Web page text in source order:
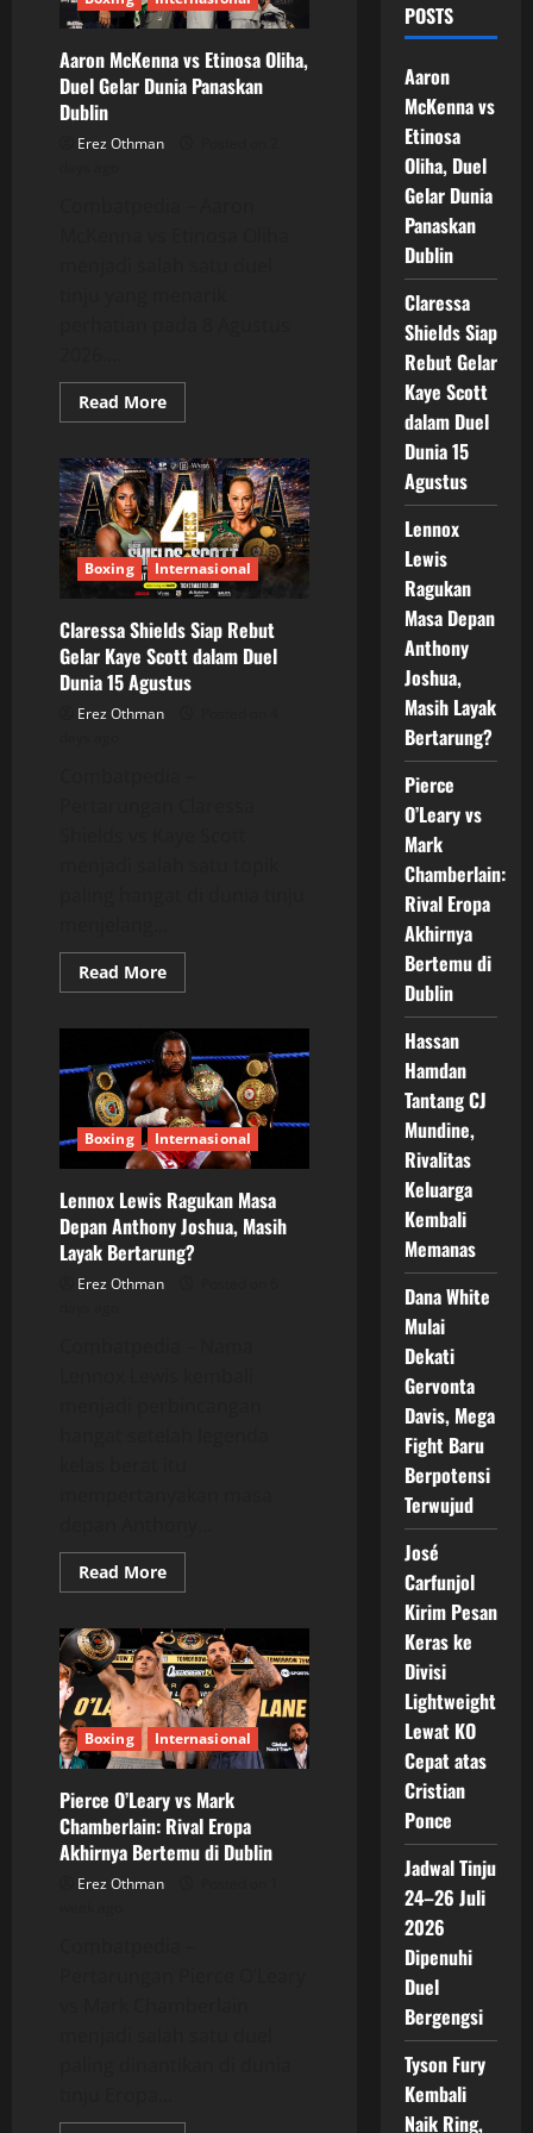
Aaron McKenna vs Etinosa Oliha,
Duel Gelar Dunia Panaskan
Dublin
Erez Othman
Read MoreRead
more
McKenna
vs
Etinosa
Oliha,
Duel
Gelar
Dunia
Panaskan
Dublin
Boxing Internasional
Claressa Shields Siap Rebut
Gelar Kaye Scott dalam Duel
Dunia 15 Agustus
Erez Othman
Read MoreRead
more
Shields
Siap
Rebut
Gelar
Kaye
Scott
dalam
Duel
Dunia
15
Agustus
Boxing Internasional
Lennox Lewis Ragukan Masa
Depan Anthony Joshua, Masih
Layak Bertarung?
Erez Othman
Read MoreRead
more
Lewis
Ragukan
Masa
Depan
Anthony
Joshua,
Masih
Layak
Bertarung?
Boxing Internasional
Pierce O’Leary vs Mark
Chamberlain: Rival Eropa
Akhirnya Bertemu di Dublin
Erez Othman
POSTS
Aaron
McKenna vs
Etinosa
Oliha, Duel
Gelar Dunia
Panaskan
Dublin
Claressa
Shields Siap
Rebut Gelar
Kaye Scott
dalam Duel
Dunia 15
Agustus
Lennox
Lewis
Ragukan
Masa Depan
Anthony
Joshua,
Masih Layak
Bertarung?
Pierce
O’Leary vs
Mark
Chamberlain:
Rival Eropa
Akhirnya
Bertemu di
Dublin
Hassan
Hamdan
Tantang CJ
Mundine,
Rivalitas
Keluarga
Kembali
Memanas
Dana White
Mulai
Dekati
Gervonta
Davis, Mega
Fight Baru
Berpotensi
Terwujud
José
Carfunjol
Kirim Pesan
Keras ke
Divisi
Lightweight
Lewat KO
Cepat atas
Cristian
Ponce
Jadwal Tinju
24–26 Juli
2026
Dipenuhi
Duel
Bergengsi
Tyson Fury
Kembali
Naik Ring,